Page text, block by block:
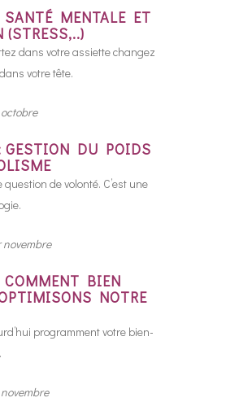
SANTÉ MENTALE ET
dans votre assiette changez
votre tête.
GESTION DU POIDS
question de volonté. C’est une
novembre
COMMENT BIEN
NOTRE
programment votre bien-